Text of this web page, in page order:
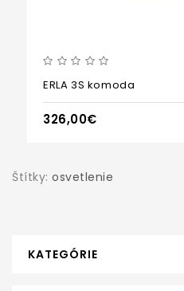
ERLA 3S komoda
326,00€
Štítky: osvetlenie
KATEGÓRIE